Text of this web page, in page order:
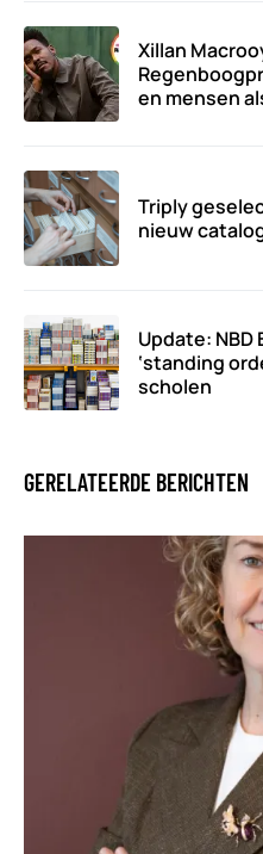
Xillan
en mensen
Triply
nieuw
Update:
‘standing
scholen
GERELATEERDE BERICHTEN